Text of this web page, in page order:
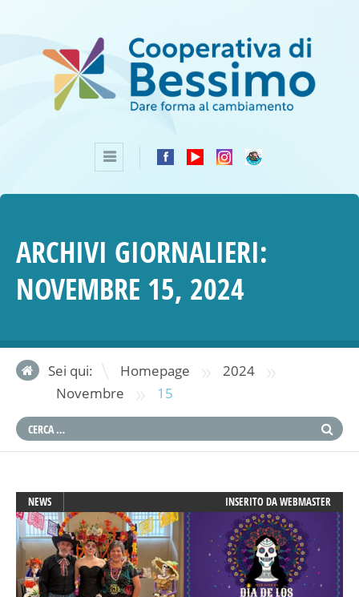
ARCHIVI GIORNALIERI:
NOVEMBRE 15, 2024
Sei qui: Homepage » 2024 »
Novembre » 15
NEWS INSERITO DAWEBMASTER